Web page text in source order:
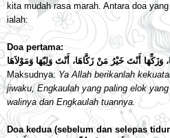
kita mudah rasa marah. Antara doa
ialah:
Doa pertama:
أَنْتَ خَيْرُ مَنْ زَكَّاهَا، أَنْتَ وَلِيّهَا وَمَوْلاَهَا
Maksudnya: Ya Allah berikanlah
jiwaku, Engkaulah yang paling elok
walinya dan Engkaulah tuannya.
Doa kedua (sebelum dan selepas